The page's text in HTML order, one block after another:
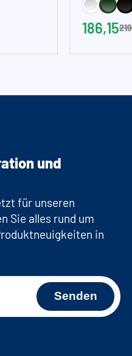
186,15
und
für unseren
Sie alles rund um
in